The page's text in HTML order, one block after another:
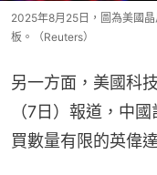
2025年8月25日，圖為美國
板。（Reuters）
另一方面，美國科
（7日）報道，中
買數量有限的英偉